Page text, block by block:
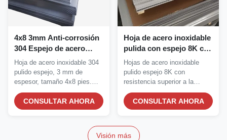
4x8 3mm Anti-corrosión
304 Espejo de acero
inoxidable pulido para
decoración de suelo y
paredes
Hoja de acero inoxidable 304
pulido espejo, 3 mm de
espesor, tamaño 4x8 pies.
Alta resistencia a...
CONSULTAR AHORA
Hoja de acero inoxidable
pulida con espejo 8K con
alta resistencia a la
corrosión y opciones de
tamaño personalizadas
Hojas de acero inoxidable
pulido espejo 8K con
resistencia superior a la
corrosión. Tamaños y...
CONSULTAR AHORA
Visión más